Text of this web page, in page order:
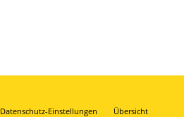
Datenschutz-Einstellungen
Übersicht